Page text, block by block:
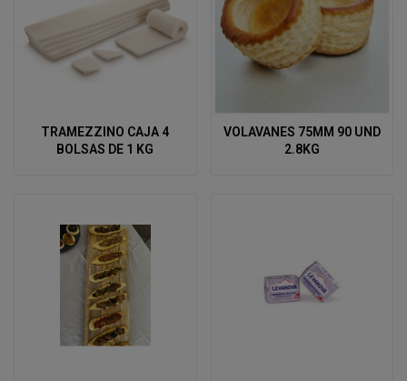
TRAMEZZINO CAJA 4
BOLSAS DE 1 KG
VOLAVANES 75MM 90 UND
2.8KG